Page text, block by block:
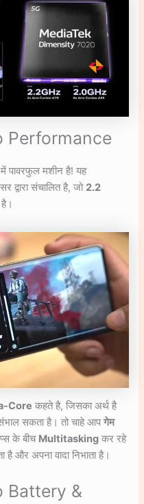
Performance
पावरफुल मशीन है! यह
द्वारा संचालित है, जो 2.2
Core कहते है, जिसका अर्थ है
संभाल सकता है। तो चाहे आपगेम
के बीच Multitasking कर रहे
और अपना वादा निभाता है।
Battery &